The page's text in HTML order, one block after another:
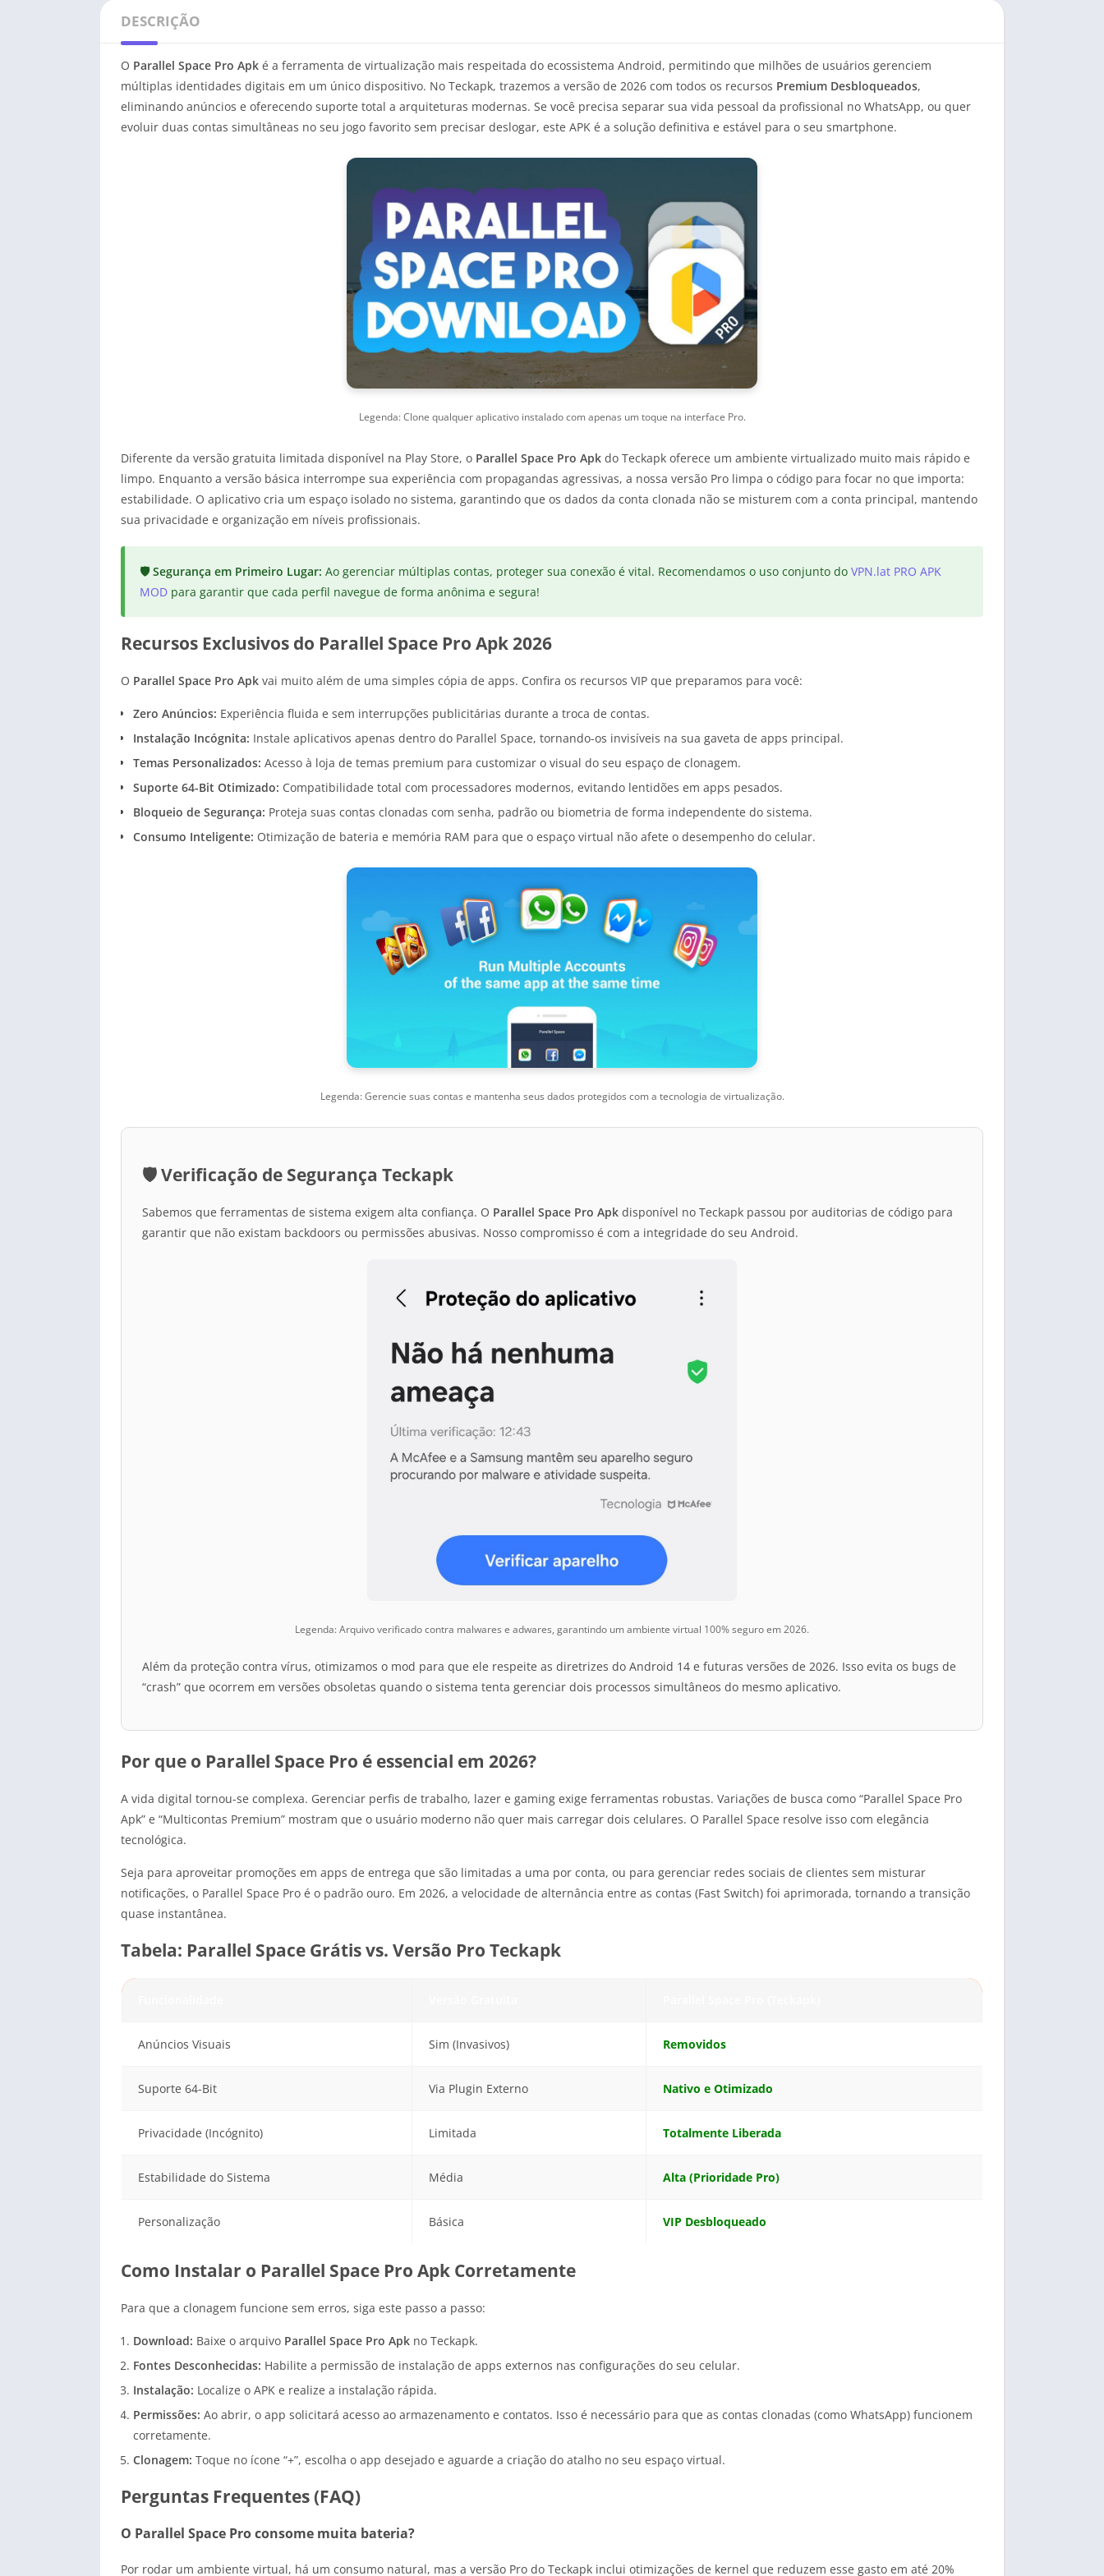
DESCRIÇÃO
O Parallel Space Pro Apk é a ferramenta de virtualização mais respeitada do ecossistema Android, permitindo que milhões de usuários gerenciem
múltiplas identidades digitais em um único dispositivo. No Teckapk, trazemos a versão de 2026 com todos os recursos Premium Desbloqueados,
eliminando anúncios e oferecendo suporte total a arquiteturas modernas. Se você precisa separar sua vida pessoal da profissional no WhatsApp, ou quer
evoluir duas contas simultâneas no seu jogo favorito sem precisar deslogar, este APK é a solução definitiva e estável para o seu smartphone.
Legenda: Clone qualquer aplicativo instalado com apenas um toque na interface Pro.
Diferente da versão gratuita limitada disponível na Play Store, o Parallel Space Pro Apk do Teckapk oferece um ambiente virtualizado muito mais rápido e
limpo. Enquanto a versão básica interrompe sua experiência com propagandas agressivas, a nossa versão Pro limpa o código para focar no que importa:
estabilidade. O aplicativo cria um espaço isolado no sistema, garantindo que os dados da conta clonada não se misturem com a conta principal, mantendo
sua privacidade e organização em níveis profissionais.
🛡️ Segurança em Primeiro Lugar: Ao gerenciar múltiplas contas, proteger sua conexão é vital. Recomendamos o uso conjunto do VPN.lat PRO APK
MOD para garantir que cada perfil navegue de forma anônima e segura!
Recursos Exclusivos do Parallel Space Pro Apk 2026
O Parallel Space Pro Apk vai muito além de uma simples cópia de apps. Confira os recursos VIP que preparamos para você:
Zero Anúncios: Experiência fluida e sem interrupções publicitárias durante a troca de contas.
Instalação Incógnita: Instale aplicativos apenas dentro do Parallel Space, tornando-os invisíveis na sua gaveta de apps principal.
Temas Personalizados: Acesso à loja de temas premium para customizar o visual do seu espaço de clonagem.
Suporte 64-Bit Otimizado: Compatibilidade total com processadores modernos, evitando lentidões em apps pesados.
Bloqueio de Segurança: Proteja suas contas clonadas com senha, padrão ou biometria de forma independente do sistema.
Consumo Inteligente: Otimização de bateria e memória RAM para que o espaço virtual não afete o desempenho do celular.
Legenda: Gerencie suas contas e mantenha seus dados protegidos com a tecnologia de virtualização.
🛡️ Verificação de Segurança Teckapk
Sabemos que ferramentas de sistema exigem alta confiança. O Parallel Space Pro Apk disponível no Teckapk passou por auditorias de código para
garantir que não existam backdoors ou permissões abusivas. Nosso compromisso é com a integridade do seu Android.
Legenda: Arquivo verificado contra malwares e adwares, garantindo um ambiente virtual 100% seguro em 2026.
Além da proteção contra vírus, otimizamos o mod para que ele respeite as diretrizes do Android 14 e futuras versões de 2026. Isso evita os bugs de
“crash” que ocorrem em versões obsoletas quando o sistema tenta gerenciar dois processos simultâneos do mesmo aplicativo.
Por que o Parallel Space Pro é essencial em 2026?
A vida digital tornou-se complexa. Gerenciar perfis de trabalho, lazer e gaming exige ferramentas robustas. Variações de busca como “Parallel Space Pro
Apk” e “Multicontas Premium” mostram que o usuário moderno não quer mais carregar dois celulares. O Parallel Space resolve isso com elegância
tecnológica.
Seja para aproveitar promoções em apps de entrega que são limitadas a uma por conta, ou para gerenciar redes sociais de clientes sem misturar
notificações, o Parallel Space Pro é o padrão ouro. Em 2026, a velocidade de alternância entre as contas (Fast Switch) foi aprimorada, tornando a transição
quase instantânea.
Tabela: Parallel Space Grátis vs. Versão Pro Teckapk
Anúncios Visuais Sim (Invasivos) Removidos
Suporte 64-Bit Via Plugin Externo Nativo e Otimizado
Privacidade (Incógnito) Limitada Totalmente Liberada
Estabilidade do Sistema Média Alta (Prioridade Pro)
Personalização Básica VIP Desbloqueado
Como Instalar o Parallel Space Pro Apk Corretamente
Para que a clonagem funcione sem erros, siga este passo a passo:
Download: Baixe o arquivo Parallel Space Pro Apk no Teckapk.
Fontes Desconhecidas: Habilite a permissão de instalação de apps externos nas configurações do seu celular.
Instalação: Localize o APK e realize a instalação rápida.
Permissões: Ao abrir, o app solicitará acesso ao armazenamento e contatos. Isso é necessário para que as contas clonadas (como WhatsApp) funcionem
corretamente.
Clonagem: Toque no ícone “+”, escolha o app desejado e aguarde a criação do atalho no seu espaço virtual.
Perguntas Frequentes (FAQ)
O Parallel Space Pro consome muita bateria?
Por rodar um ambiente virtual, há um consumo natural, mas a versão Pro do Teckapk inclui otimizações de kernel que reduzem esse gasto em até 20%